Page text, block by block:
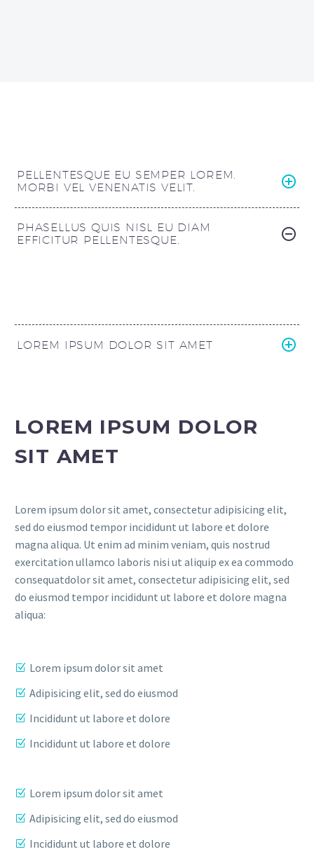
PELLENTESQUE EU SEMPER LOREM.
MORBI VEL VENENATIS VELIT.
PHASELLUS QUIS NISL EU DIAM
EFFICITUR PELLENTESQUE.
LOREM IPSUM DOLOR SIT AMET
LOREM IPSUM DOLOR
SIT AMET
Lorem ipsum dolor sit amet, consectetur adipisicing elit,
sed do eiusmod tempor incididunt ut labore et dolore
magna aliqua. Ut enim ad minim veniam, quis nostrud
exercitation ullamco laboris nisi ut aliquip ex ea commodo
consequatdolor sit amet, consectetur adipisicing elit, sed
do eiusmod tempor incididunt ut labore et dolore magna
aliqua:
Lorem ipsum dolor sit amet
Adipisicing elit, sed do eiusmod
Incididunt ut labore et dolore
Incididunt ut labore et dolore
Lorem ipsum dolor sit amet
Adipisicing elit, sed do eiusmod
Incididunt ut labore et dolore